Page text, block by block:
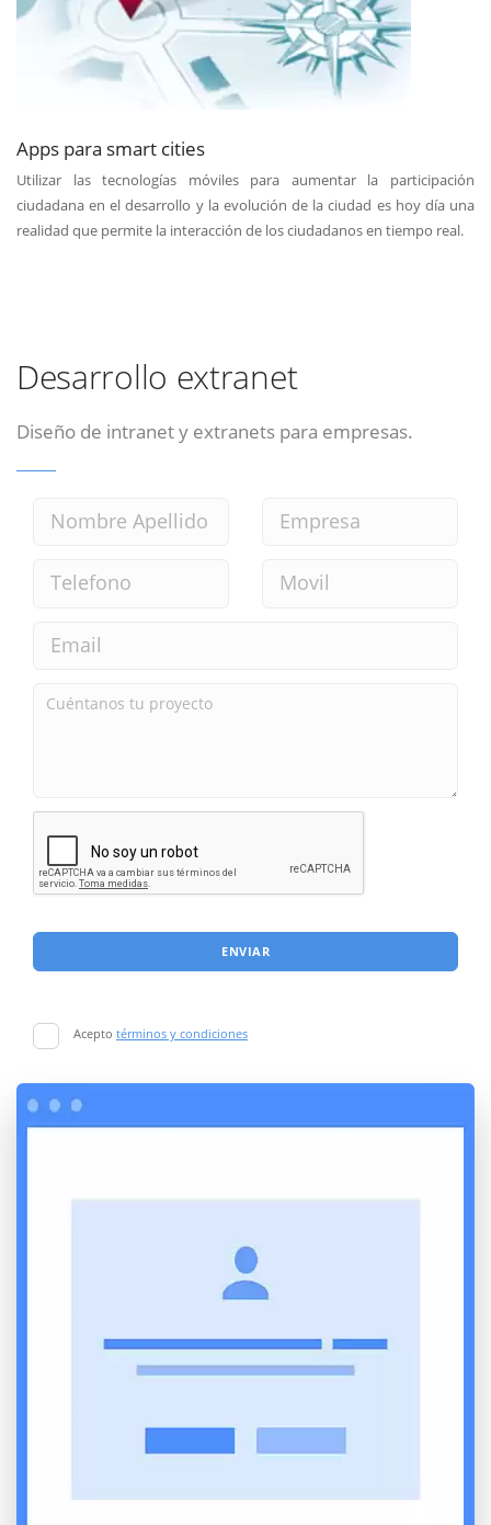
Apps para smart cities
Utilizar las tecnologías móviles para aumentar la participación
ciudadana en el desarrollo y la evolución de la ciudad es hoy día una
realidad que permite la interacción de los ciudadanos en tiempo real.
Desarrollo extranet
Diseño de intranet y extranets para empresas.
ENVIAR
Acepto términos y condiciones